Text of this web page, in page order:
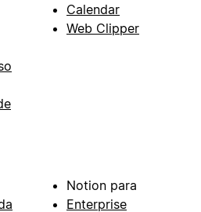
Calendar
Web Clipper
Notion para
Enterprise